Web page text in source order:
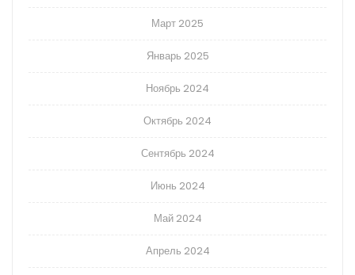
Март 2025
Январь 2025
Ноябрь 2024
Октябрь 2024
Сентябрь 2024
Июнь 2024
Май 2024
Апрель 2024